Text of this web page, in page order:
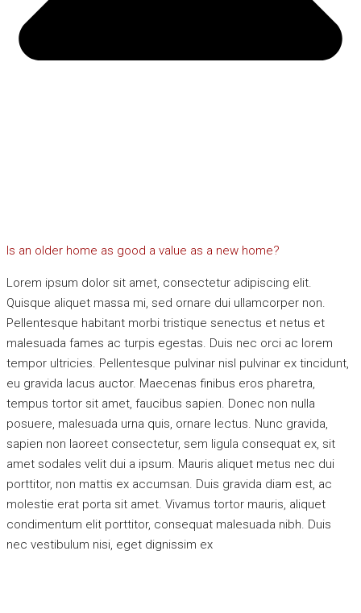
Is an older home as good a value as a new home?
Lorem ipsum dolor sit amet, consectetur adipiscing elit.
Quisque aliquet massa mi, sed ornare dui ullamcorper non.
Pellentesque habitant morbi tristique senectus et netus et
malesuada fames ac turpis egestas. Duis nec orci ac lorem
tempor ultricies. Pellentesque pulvinar nisl pulvinar ex tincidunt,
eu gravida lacus auctor. Maecenas finibus eros pharetra,
tempus tortor sit amet, faucibus sapien. Donec non nulla
posuere, malesuada urna quis, ornare lectus. Nunc gravida,
sapien non laoreet consectetur, sem ligula consequat ex, sit
amet sodales velit dui a ipsum. Mauris aliquet metus nec dui
porttitor, non mattis ex accumsan. Duis gravida diam est, ac
molestie erat porta sit amet. Vivamus tortor mauris, aliquet
condimentum elit porttitor, consequat malesuada nibh. Duis
nec vestibulum nisi, eget dignissim ex